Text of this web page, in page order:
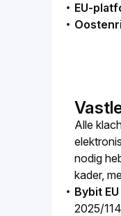
EU-
Alle
nodig
kader,
Bybit
2025/